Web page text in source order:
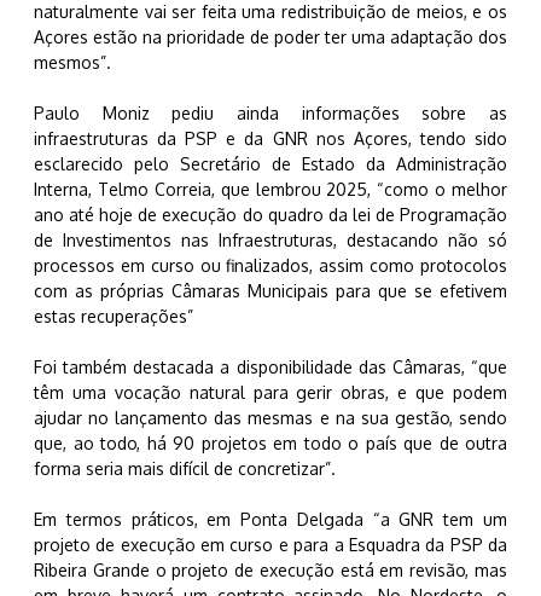
naturalmente vai ser feita uma redistribuição de meios, e os
Açores estão na prioridade de poder ter uma adaptação dos
mesmos”.
Paulo Moniz pediu ainda informações sobre as
infraestruturas da PSP e da GNR nos Açores, tendo sido
esclarecido pelo Secretário de Estado da Administração
Interna, Telmo Correia, que lembrou 2025, “como o melhor
ano até hoje de execução do quadro da lei de Programação
de Investimentos nas Infraestruturas, destacando não só
processos em curso ou finalizados, assim como protocolos
com as próprias Câmaras Municipais para que se efetivem
estas recuperações”
Foi também destacada a disponibilidade das Câmaras, “que
têm uma vocação natural para gerir obras, e que podem
ajudar no lançamento das mesmas e na sua gestão, sendo
que, ao todo, há 90 projetos em todo o país que de outra
forma seria mais difícil de concretizar”.
Em termos práticos, em Ponta Delgada “a GNR tem um
projeto de execução em curso e para a Esquadra da PSP da
Ribeira Grande o projeto de execução está em revisão, mas